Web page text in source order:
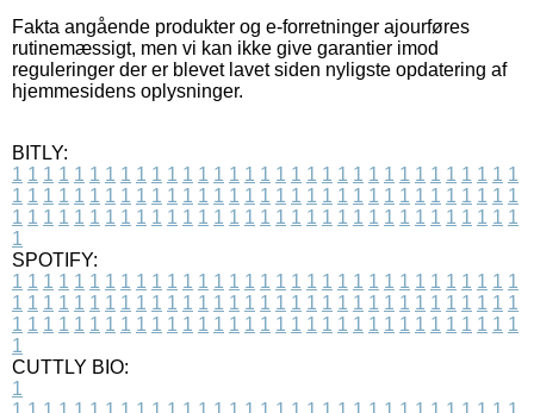
Fakta angående produkter og e-forretninger ajourføres
rutinemæssigt, men vi kan ikke give garantier imod
reguleringer der er blevet lavet siden nyligste opdatering af
hjemmesidens oplysninger.
BITLY:
1 1 1 1 1 1 1 1 1 1 1 1 1 1 1 1 1 1 1 1 1 1 1 1 1 1 1 1 1 1 1 1 1
1 1 1 1 1 1 1 1 1 1 1 1 1 1 1 1 1 1 1 1 1 1 1 1 1 1 1 1 1 1 1 1 1
1 1 1 1 1 1 1 1 1 1 1 1 1 1 1 1 1 1 1 1 1 1 1 1 1 1 1 1 1 1 1 1 1
1
SPOTIFY:
1 1 1 1 1 1 1 1 1 1 1 1 1 1 1 1 1 1 1 1 1 1 1 1 1 1 1 1 1 1 1 1 1
1 1 1 1 1 1 1 1 1 1 1 1 1 1 1 1 1 1 1 1 1 1 1 1 1 1 1 1 1 1 1 1 1
1 1 1 1 1 1 1 1 1 1 1 1 1 1 1 1 1 1 1 1 1 1 1 1 1 1 1 1 1 1 1 1 1
1
CUTTLY BIO:
1